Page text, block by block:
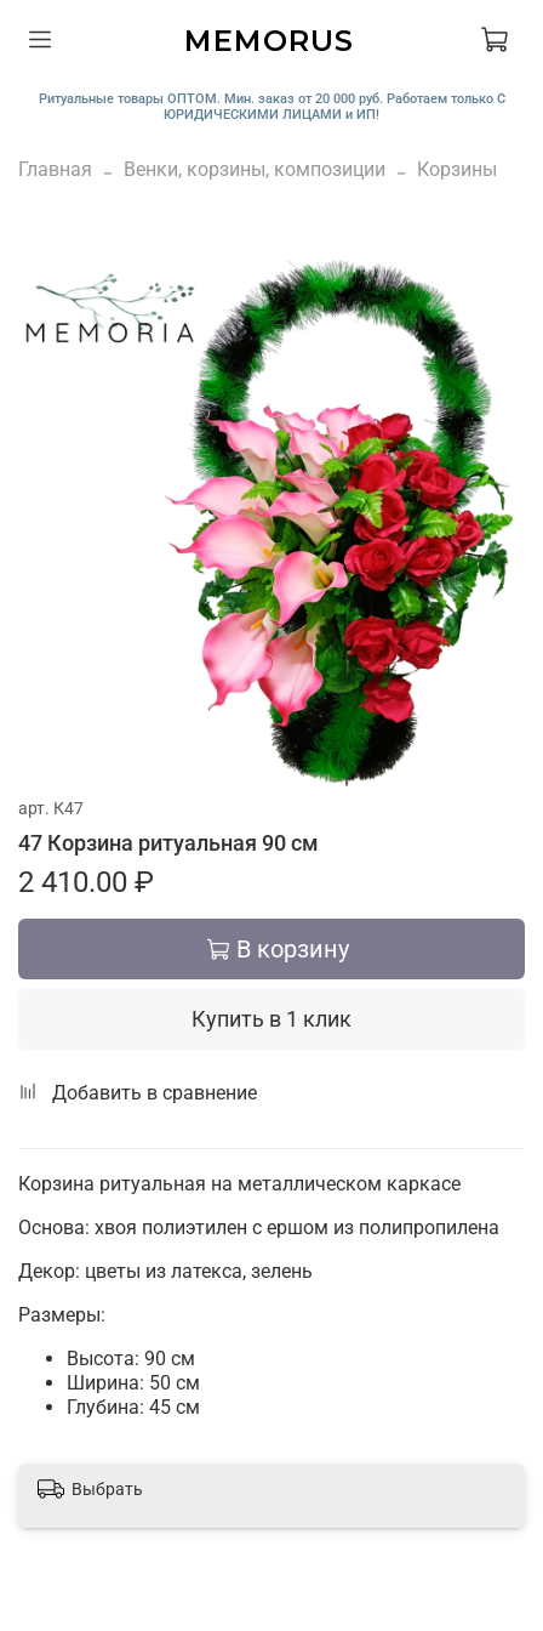
MEMORUS
Ритуальные товары ОПТОМ. Мин. заказ от 20 000 руб. Работаем только С
ЮРИДИЧЕСКИМИ ЛИЦАМИ и ИП!
Главная Венки, корзины, композиции Корзины
арт. К47
47 Корзина ритуальная 90 см
2 410.00 ₽
В корзину
Купить в 1 клик
Добавить в сравнение
Корзина ритуальная на металлическом каркасе
Основа: хвоя полиэтилен с ершом из полипропилена
Декор: цветы из латекса, зелень
Размеры:
Высота: 90 см
Ширина: 50 см
Глубина: 45 см
Выбрать